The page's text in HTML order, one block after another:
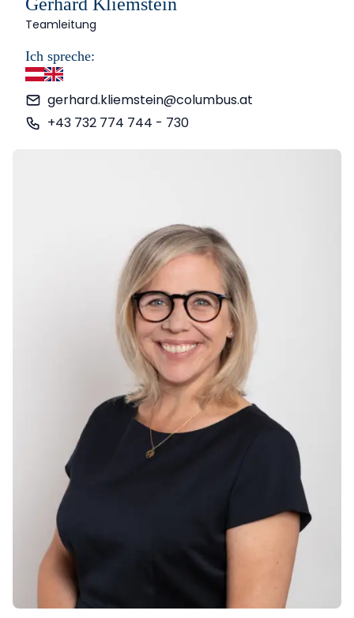
Teamleitung
Ich spreche:
gerhard.kliemstein@columbus.at
+43 732 774 744 - 730